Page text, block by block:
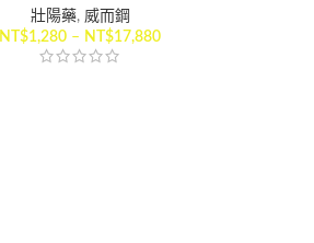
壯陽藥, 威而鋼
NT$1,280 – NT$17,880